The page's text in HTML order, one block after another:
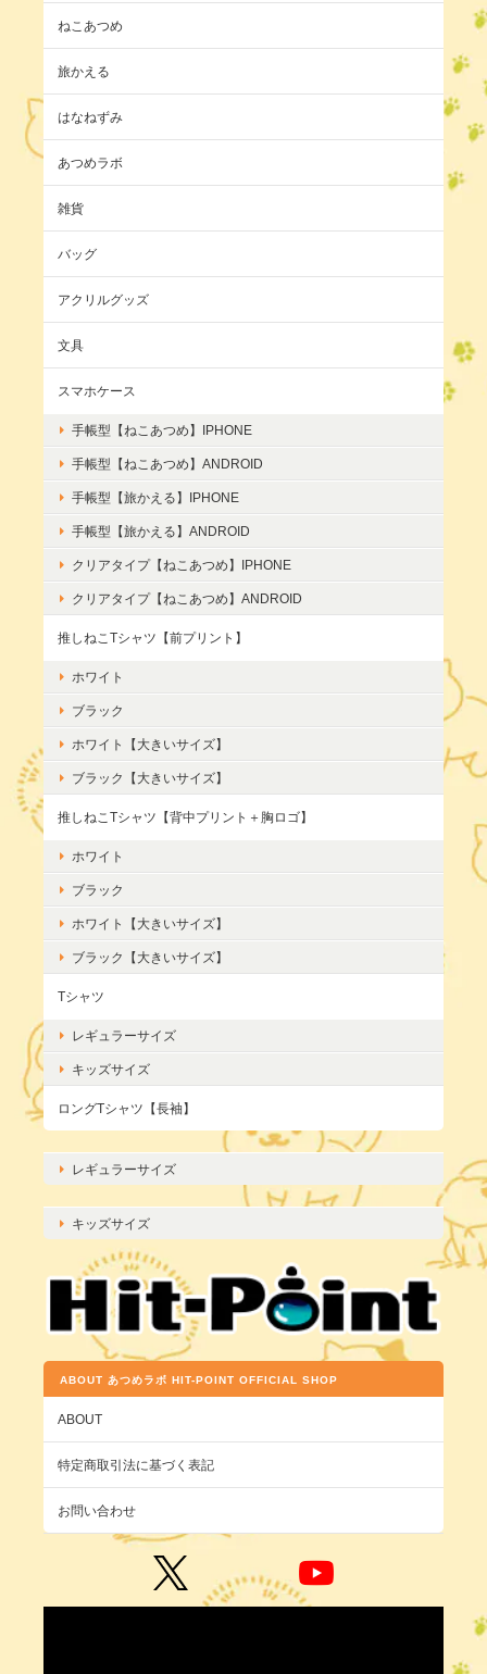
ねこあつめ
旅かえる
はなねずみ
あつめラボ
雑貨
バッグ
アクリルグッズ
文具
スマホケース
手帳型【ねこあつめ】IPHONE
手帳型【ねこあつめ】ANDROID
手帳型【旅かえる】IPHONE
手帳型【旅かえる】ANDROID
クリアタイプ【ねこあつめ】IPHONE
クリアタイプ【ねこあつめ】ANDROID
推しねこTシャツ【前プリント】
ホワイト
ブラック
ホワイト【大きいサイズ】
ブラック【大きいサイズ】
推しねこTシャツ【背中プリント＋胸ロゴ】
ホワイト
ブラック
ホワイト【大きいサイズ】
ブラック【大きいサイズ】
Tシャツ
レギュラーサイズ
キッズサイズ
ロングTシャツ【長袖】
レギュラーサイズ
キッズサイズ
ABOUT あつめラボ HIT-POINT OFFICIAL SHOP
ABOUT
特定商取引法に基づく表記
お問い合わせ